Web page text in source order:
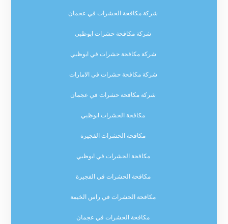
شركة مكافحة الحشرات في عجمان
شركة مكافحة حشرات ابوظبي
شركة مكافحة حشرات في ابوظبي
شركة مكافحة حشرات في الامارات
شركة مكافحة حشرات في عجمان
مكافحة الحشرات ابوظبي
مكافحة الحشرات الفجيرة
مكافحة الحشرات في ابوظبي
مكافحة الحشرات في الفجيرة
مكافحة الحشرات في راس الخيمة
مكافحة الحشرات في عجمان